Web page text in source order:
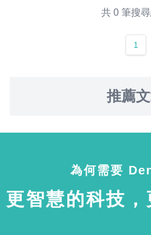
共 0 筆搜
1
推薦
為何需要
更智慧的科技